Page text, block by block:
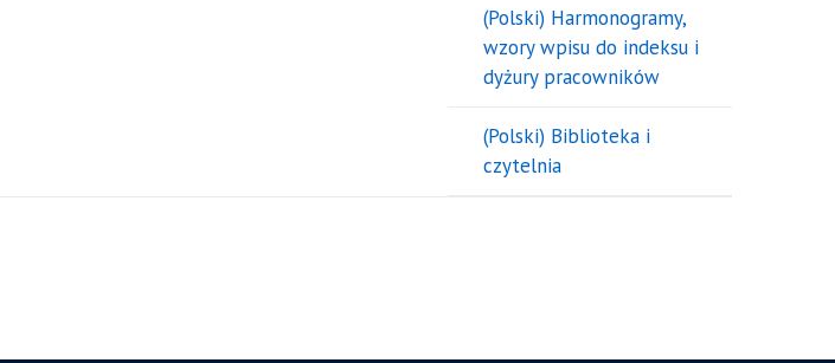
(Polski) Harmonogramy,
wzory wpisu do indeksu i
dyżury pracowników
(Polski) Biblioteka i
czytelnia